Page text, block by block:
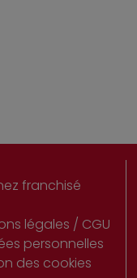
franchisé
légales / CGU
personnelles
des cookies